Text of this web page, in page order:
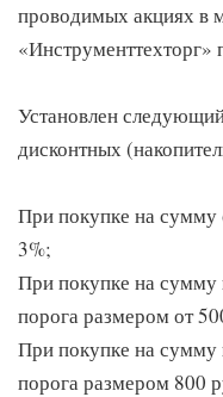
проводимых акциях в
«Инструменттехторг»
Установлен
дисконтных
При покупке на
3%;
При покупке на сумму
порога размером от
При покупке на сумму
порога размером 800